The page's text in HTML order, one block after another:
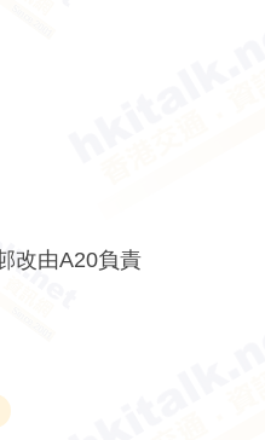
改由A20負責